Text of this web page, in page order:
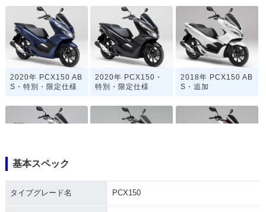
2020年 PCX150 AB
S・特別・限定仕様
2020年 PCX150・
特別・限定仕様
2018年 PCX150 AB
S・追加
基本スペック
タイプグレード名 PCX150